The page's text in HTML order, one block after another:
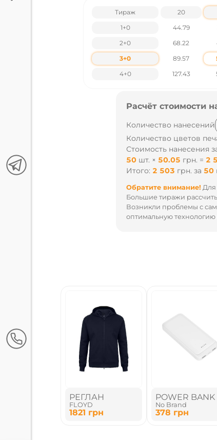
Тираж 20
1+0
44.79
2+0
68.22
3+0
89.57
4+0
127.43
Расчёт стоимости
Количество нанесений
Количество цветов
Стоимость нанесения
20 шт. × 68.22 грн. = 1
Итого: 1 364 грн. за 20
Обратите внимание! Для
Большие тиражи
Возникли проблемы с
оптимальную технологию
РЕГЛАН
FLOYD
1821 грн
POWER BANK
No Brand
378 грн